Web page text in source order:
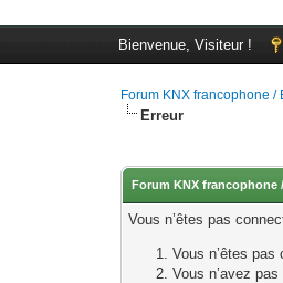
Bienvenue, Visiteur !
Forum KNX francophone /
Erreur
Forum KNX francophone
Vous n’êtes pas
Vous n’êtes
Vous n’avez